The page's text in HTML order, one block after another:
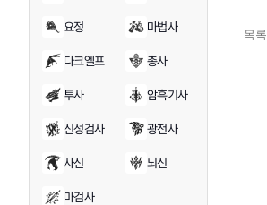
요정 마법사
다크엘프 총사
투사 암흑기사
신성검사 광전사
사신 뇌신
마검사
목록